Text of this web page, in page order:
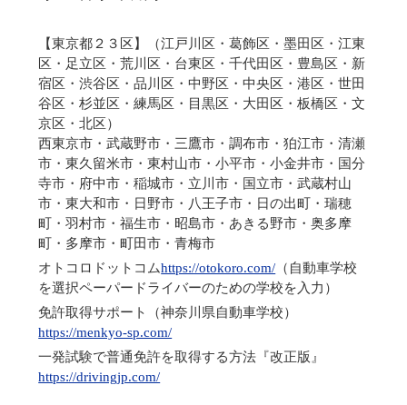
【東京都２３区 】（江戸川区・葛飾区・墨田区・江東
区・足立区・荒川区・台東区・千代田区・豊島区・新
宿区・渋谷区・品川区・中野区・中央区・港区・世田
谷区・杉並区・練馬区・目黒区・大田区・板橋区・文
京区・北区）
西東京市・武蔵野市・三鷹市・調布市・狛江市・清瀬
市・東久留米市・東村山市・小平市・小金井市・国分
寺市・府中市・稲城市・立川市・国立市・武蔵村山
市・東大和市・日野市・八王子市・日の出町・瑞穂
町・羽村市・福生市・昭島市・あきる野市・奥多摩
町・多摩市・町田市・青梅市
オトコロドットコムhttps://otokoro.com/ （自動車学校
を選択ペーパードライバーのための学校を入力）
免許取得サポート（神奈川県自動車学校）
https://menkyo-sp.com/
一発試験で普通免許を取得する方法『改正版』
https://drivingjp.com/